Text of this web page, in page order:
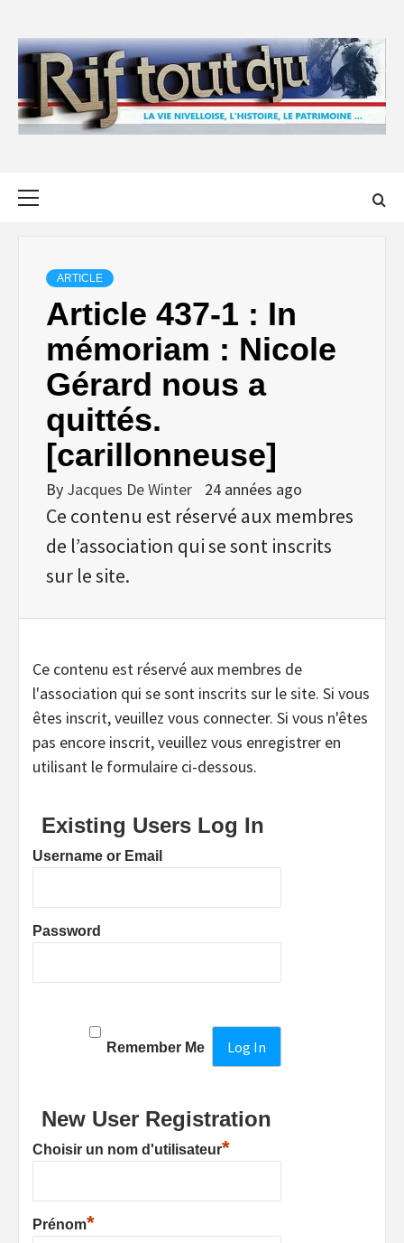
content
ARTICLE
Article 437-1 : In
mémoriam : Nicole
Gérard nous a
quittés.
[carillonneuse]
By Jacques De Winter 24 années ago
Ce contenu est réservé aux membres
de l’association qui se sont inscrits
sur le site.
Ce contenu est réservé aux membres de
l'association qui se sont inscrits sur le site. Si vous
êtes inscrit, veuillez vous connecter. Si vous n'êtes
pas encore inscrit, veuillez vous enregistrer en
utilisant le formulaire ci-dessous.
Existing Users Log In
Username or Email
Password
Remember Me
New User Registration
Choisir un nom d'utilisateur*
Prénom*